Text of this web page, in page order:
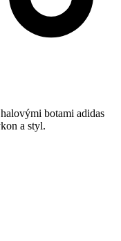
botami adidas
a styl.